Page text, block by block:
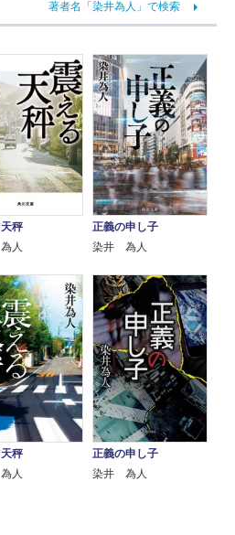
著者名「染井為人」で検索
秤
人
正義の申し子
染井 為人
秤
人
正義の申し子
染井 為人